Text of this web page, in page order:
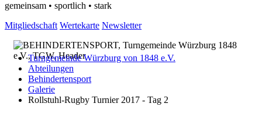
gemeinsam • sportlich • stark
Mitgliedschaft Wertekarte Newsletter
Turngemeinde Würzburg von 1848 e.V.
Abteilungen
Behindertensport
Galerie
Rollstuhl-Rugby Turnier 2017 - Tag 2